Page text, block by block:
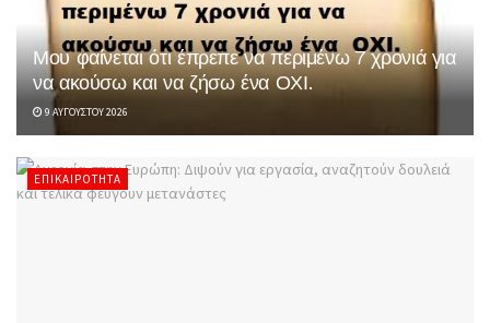
Μου φαίνεται ότι έπρεπε να περιμένω 7 χρονιά για
να ακούσω και να ζήσω ένα ΟΧΙ.
9 ΑΥΓΟΎΣΤΟΥ 2026
ΕΠΙΚΑΙΡΌΤΗΤΑ